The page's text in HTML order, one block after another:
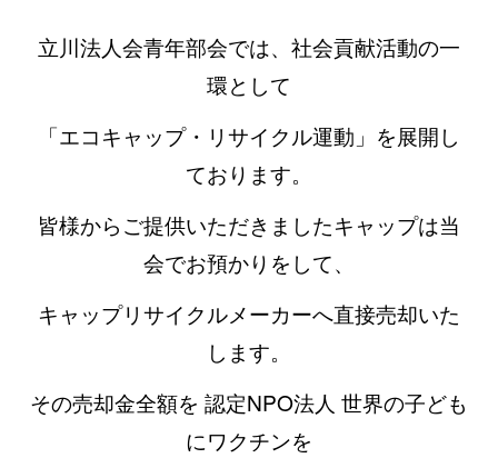
立川法人会青年部会では、社会貢献活動の一
環として
「エコキャップ・リサイクル運動」を展開し
ております。
皆様からご提供いただきましたキャップは当
会でお預かりをして、
キャップリサイクルメーカーへ直接売却いた
します。
その売却金全額を 認定NPO法人 世界の子ども
にワクチンを